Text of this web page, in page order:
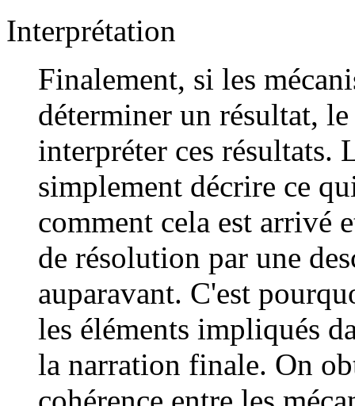
Interprétation
Finalement, si les
déterminer un résultat,
interpréter ces
simplement décrire ce
comment cela est arrivé
de résolution par une
auparavant. C'est
les éléments impliqués
la narration finale. On